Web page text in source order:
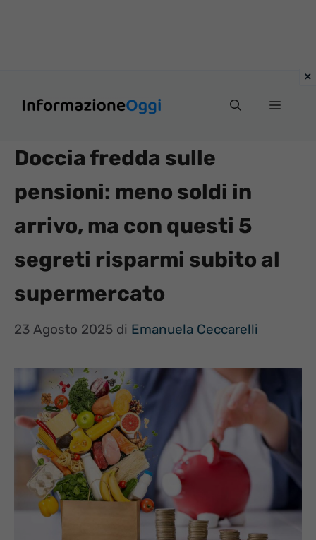
Menu
Doccia fredda sulle
pensioni: meno soldi in
arrivo, ma con questi 5
segreti risparmi subito al
supermercato
23 Agosto 2025 di Emanuela Ceccarelli